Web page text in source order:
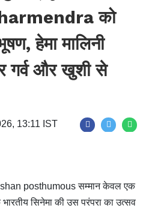
को
हेमा मालिनी
गर्व और खुशी से
13:11 IST
posthumous सम्मान केवल एक
सिनेमा की उस परंपरा का उत्सव